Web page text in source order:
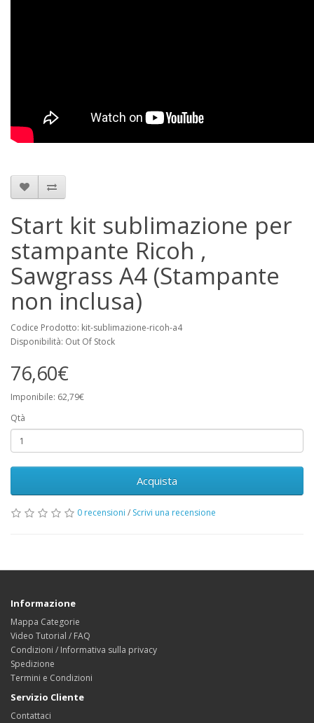
Start kit sublimazione per
stampante Ricoh ,
Sawgrass A4 (Stampante
non inclusa)
Codice Prodotto: kit-sublimazione-ricoh-a4
Disponibilità: Out Of Stock
76,60€
Imponibile: 62,79€
Qtà
Acquista
0 recensioni / Scrivi una recensione
Informazione
Mappa Categorie
Video Tutorial / FAQ
Condizioni / Informativa sulla privacy
Spedizione
Termini e Condizioni
Servizio Cliente
Contattaci